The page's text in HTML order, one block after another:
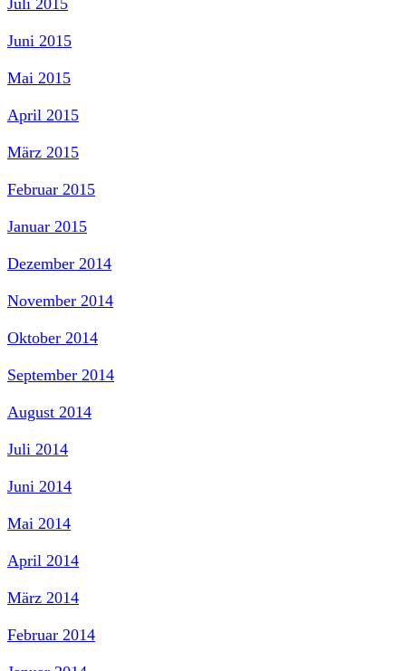
Juni 2015
Mai 2015
April 2015
März 2015
Februar 2015
Januar 2015
Dezember 2014
November 2014
Oktober 2014
September 2014
August 2014
Juli 2014
Juni 2014
Mai 2014
April 2014
März 2014
Februar 2014